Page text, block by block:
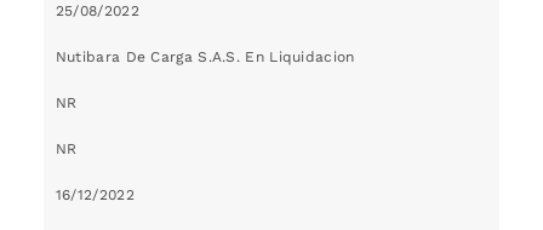
25/08/2022
Nutibara De Carga S.A.S. En Liquidacion
NR
NR
16/12/2022